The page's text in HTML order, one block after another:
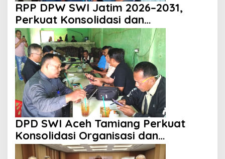
RPP DPW SWI Jatim 2026–2031,
Perkuat Konsolidasi dan
Profesionalisme Organisasi
DPD SWI Aceh Tamiang Perkuat
Konsolidasi Organisasi dan
Kemitraan